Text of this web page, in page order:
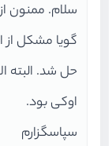
سلام. ممنون
حل شد. البته
اوکی بود.
سپاسگزارم